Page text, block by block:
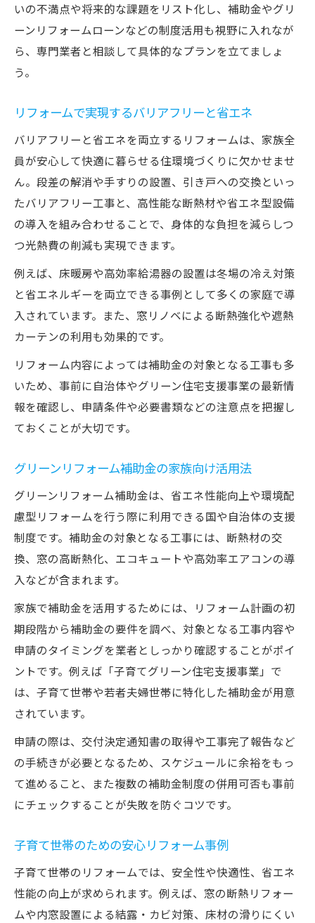
いの不満点や将来的な課題をリスト化し、補助金やグリ
ーンリフォームローンなどの制度活用も視野に入れなが
ら、専門業者と相談して具体的なプランを立てましょ
う。
リフォームで実現するバリアフリーと省エネ
バリアフリーと省エネを両立するリフォームは、家族全
員が安心して快適に暮らせる住環境づくりに欠かせませ
ん。段差の解消や手すりの設置、引き戸への交換といっ
たバリアフリー工事と、高性能な断熱材や省エネ型設備
の導入を組み合わせることで、身体的な負担を減らしつ
つ光熱費の削減も実現できます。
例えば、床暖房や高効率給湯器の設置は冬場の冷え対策
と省エネルギーを両立できる事例として多くの家庭で導
入されています。また、窓リノベによる断熱強化や遮熱
カーテンの利用も効果的です。
リフォーム内容によっては補助金の対象となる工事も多
いため、事前に自治体やグリーン住宅支援事業の最新情
報を確認し、申請条件や必要書類などの注意点を把握し
ておくことが大切です。
グリーンリフォーム補助金の家族向け活用法
グリーンリフォーム補助金は、省エネ性能向上や環境配
慮型リフォームを行う際に利用できる国や自治体の支援
制度です。補助金の対象となる工事には、断熱材の交
換、窓の高断熱化、エコキュートや高効率エアコンの導
入などが含まれます。
家族で補助金を活用するためには、リフォーム計画の初
期段階から補助金の要件を調べ、対象となる工事内容や
申請のタイミングを業者としっかり確認することがポイ
ントです。例えば「子育てグリーン住宅支援事業」で
は、子育て世帯や若者夫婦世帯に特化した補助金が用意
されています。
申請の際は、交付決定通知書の取得や工事完了報告など
の手続きが必要となるため、スケジュールに余裕をもっ
て進めること、また複数の補助金制度の併用可否も事前
にチェックすることが失敗を防ぐコツです。
子育て世帯のための安心リフォーム事例
子育て世帯のリフォームでは、安全性や快適性、省エネ
性能の向上が求められます。例えば、窓の断熱リフォー
ムや内窓設置による結露・カビ対策、床材の滑りにくい